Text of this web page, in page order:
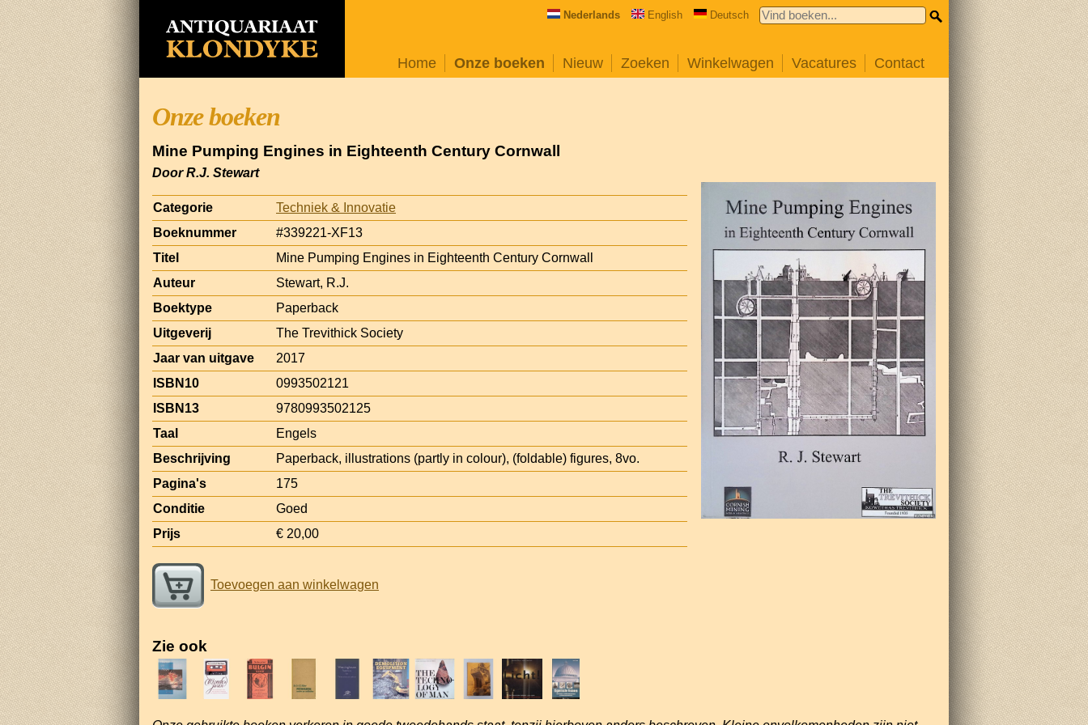
Nederlands English Deutsch
Home Onze boeken Nieuw Zoeken Winkelwagen Vacatures Contact
Onze boeken
Mine Pumping Engines in Eighteenth Century Cornwall
Door R.J. Stewart
Categorie
Techniek & Innovatie
Boeknummer
#339221-XF13
Titel
Mine Pumping Engines in Eighteenth Century Cornwall
Auteur
Stewart, R.J.
Boektype
Paperback
Uitgeverij
The Trevithick Society
Jaar van uitgave
2017
ISBN10
0993502121
ISBN13
9780993502125
Taal
Engels
Beschrijving
Paperback, illustrations (partly in colour), (foldable) figures, 8vo.
Pagina's
175
Conditie
Goed
Prijs
€ 20,00
Toevoegen aan winkelwagen
Zie ook